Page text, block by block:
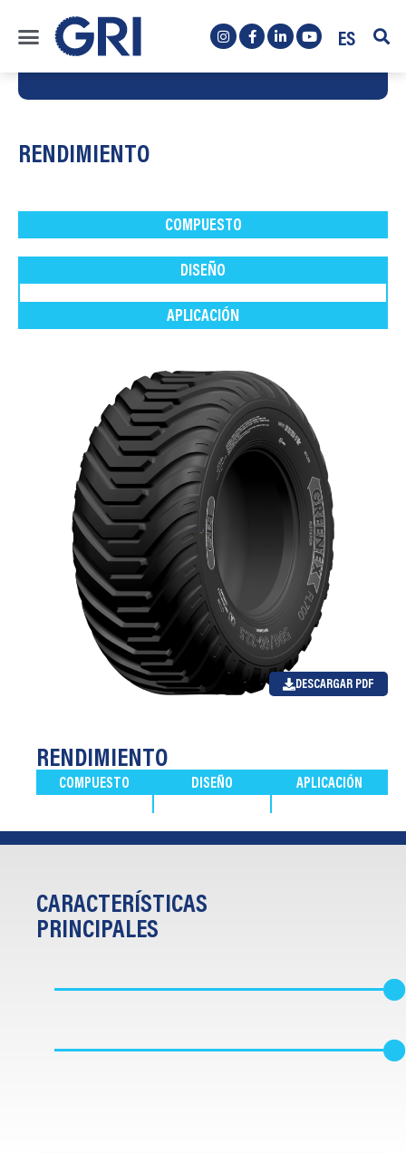
ES
RENDIMIENTO
COMPUESTO
DISEÑO
APLICACIÓN
DESCARGAR PDF
RENDIMIENTO
COMPUESTO DISEÑO APLICACIÓN
CARACTERÍSTICAS
PRINCIPALES